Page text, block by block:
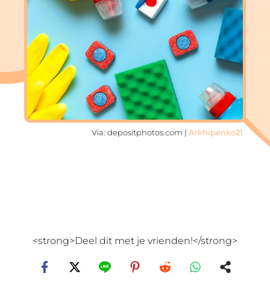
Via: depositphotos.com | Arkhipenko21
<strong>Deel dit met je vrienden!</strong>